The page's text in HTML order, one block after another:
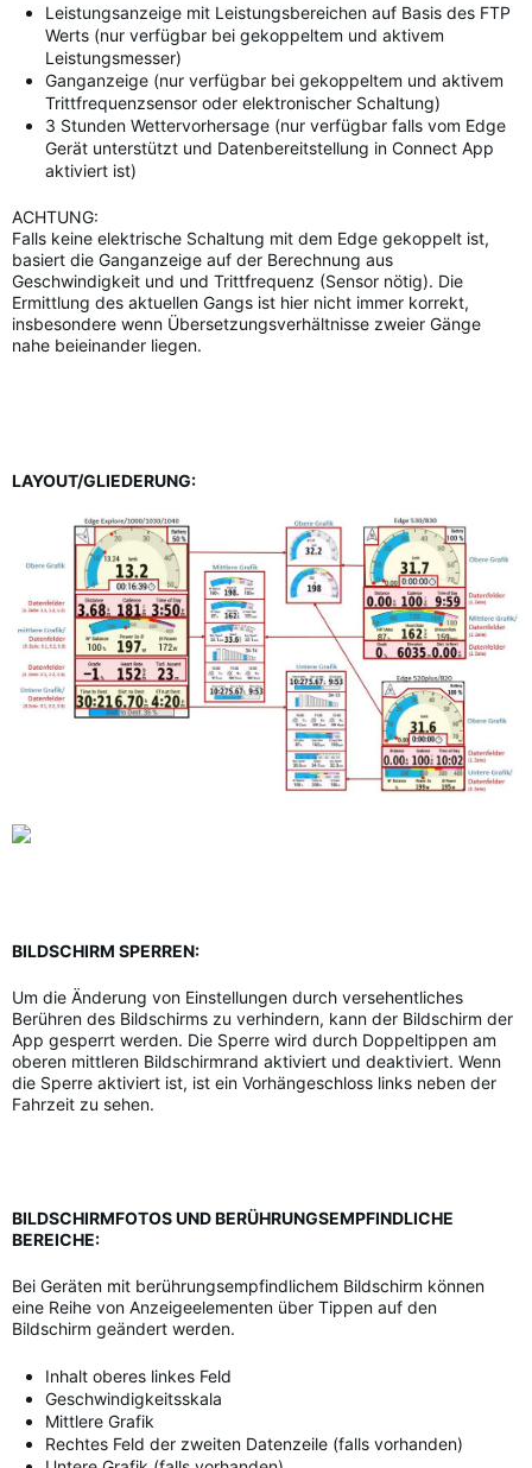
Leistungsanzeige mit Leistungsbereichen auf Basis des FTP
Werts (nur verfügbar bei gekoppeltem und aktivem
Leistungsmesser)
Ganganzeige (nur verfügbar bei gekoppeltem und aktivem
Trittfrequenzsensor oder elektronischer Schaltung)
3 Stunden Wettervorhersage (nur verfügbar falls vom Edge
Gerät unterstützt und Datenbereitstellung in Connect App
aktiviert ist)
ACHTUNG:
Falls keine elektrische Schaltung mit dem Edge gekoppelt ist,
basiert die Ganganzeige auf der Berechnung aus
Geschwindigkeit und und Trittfrequenz (Sensor nötig). Die
Ermittlung des aktuellen Gangs ist hier nicht immer korrekt,
insbesondere wenn Übersetzungsverhältnisse zweier Gänge
nahe beieinander liegen.
LAYOUT/GLIEDERUNG:
BILDSCHIRM SPERREN:
Um die Änderung von Einstellungen durch versehentliches
Berühren des Bildschirms zu verhindern, kann der Bildschirm der
App gesperrt werden. Die Sperre wird durch Doppeltippen am
oberen mittleren Bildschirmrand aktiviert und deaktiviert. Wenn
die Sperre aktiviert ist, ist ein Vorhängeschloss links neben der
Fahrzeit zu sehen.
BILDSCHIRMFOTOS UND BERÜHRUNGSEMPFINDLICHE
BEREICHE:
Bei Geräten mit berührungsempfindlichem Bildschirm können
eine Reihe von Anzeigeelementen über Tippen auf den
Bildschirm geändert werden.
Inhalt oberes linkes Feld
Geschwindigkeitsskala
Mittlere Grafik
Rechtes Feld der zweiten Datenzeile (falls vorhanden)